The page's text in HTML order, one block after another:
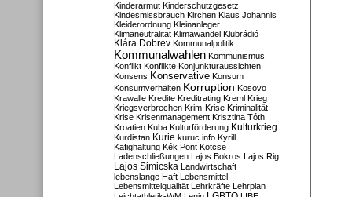
Kinderarmut Kinderschutzgesetz
Kindesmissbrauch Kirchen Klaus Johannis
Kleiderordnung Kleinanleger
Klimaneutralität Klimawandel Klubrádió
Klára Dobrev Kommunalpolitik
Kommunalwahlen Kommunismus
Konflikt Konflikte Konjunkturaussichten
Konsens Konservative Konsum
Konsumverhalten Korruption Kosovo
Krawalle Kredite Kreditrating Kreml Krieg
Kriegsverbrechen Krim-Krise Kriminalität
Krise Krisenmanagement Krisztina Tóth
Kroatien Kuba Kulturförderung Kulturkrieg
Kurdistan Kurie kuruc.info Kyrill
Käfighaltung Kék Pont Kötcse
Ladenschließungen Lajos Bokros Lajos Rig
Lajos Simicska Landwirtschaft
lebenslange Haft Lebensmittel
Lebensmittelqualität Lehrkräfte Lehrplan